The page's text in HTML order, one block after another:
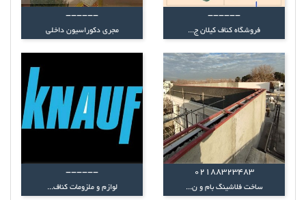
------
فروشگاه کناف کیلان ج...
------
مجری دکوراسیون داخلی
02188323483
ساخت فلاشینگ بام و ن...
------
لوازم و ملزومات کناف...